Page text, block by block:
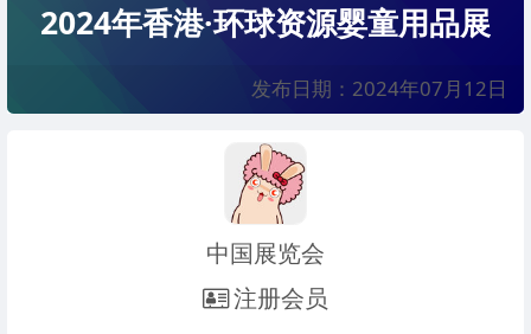
2024年香港·环球资源婴童用品展
发布日期：2024年07月12日
中国展览会
注册会员